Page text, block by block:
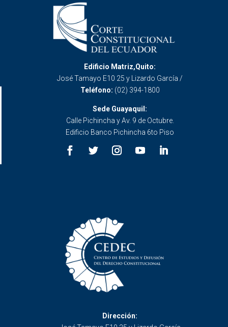
Edificio Matriz,Quito:
José Tamayo E10 25 y Lizardo García /
Teléfono: (02) 394-1800
Sede Guayaquil:
Calle Pichincha y Av. 9 de Octubre.
Edificio Banco Pichincha 6to Piso
Dirección: